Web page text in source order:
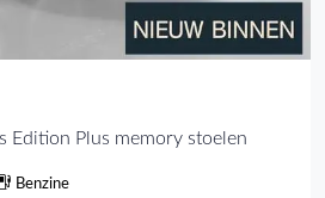
Edition Plus memory stoelen
Benzine